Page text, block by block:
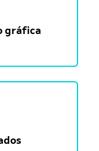
gráfica